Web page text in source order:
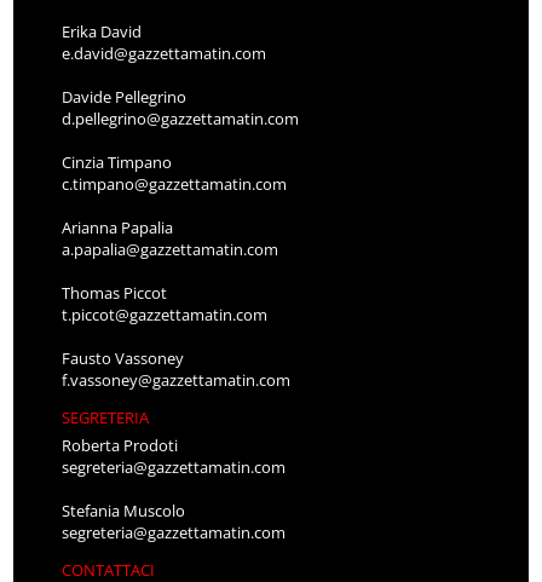
Erika David
e.david@gazzettamatin.com
Davide Pellegrino
d.pellegrino@gazzettamatin.com
Cinzia Timpano
c.timpano@gazzettamatin.com
Arianna Papalia
a.papalia@gazzettamatin.com
Thomas Piccot
t.piccot@gazzettamatin.com
Fausto Vassoney
f.vassoney@gazzettamatin.com
SEGRETERIA
Roberta Prodoti
segreteria@gazzettamatin.com
Stefania Muscolo
segreteria@gazzettamatin.com
CONTATTACI